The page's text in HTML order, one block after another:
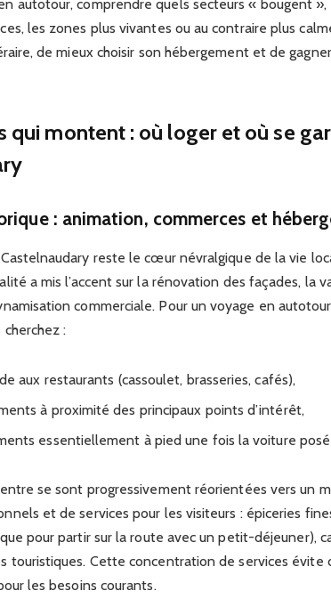
autotour, comprendre quels secteurs « bougent
les zones plus vivantes ou au contraire plus
de mieux choisir son hébergement et de
qui montent : où loger et où se
: animation, commerces et
reste le cœur névralgique de la vie
a mis l’accent sur la rénovation des façades, la
commerciale. Pour un voyage en
:
aux restaurants (cassoulet, brasseries, cafés),
à proximité des principaux points d’intérêt,
essentiellement à pied une fois la voiture
se sont progressivement réorientées vers un
et de services pour les visiteurs : épiceries
pour partir sur la route avec un petit-déjeuner),
touristiques. Cette concentration de services évite
les besoins courants.